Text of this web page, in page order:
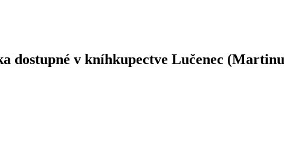
dostupné v kníhkupectve Lučenec